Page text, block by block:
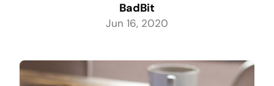
BadBit
Jun 16, 2020